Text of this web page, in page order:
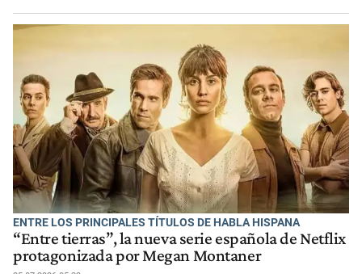
ENTRE LOS PRINCIPALES TÍTULOS DE HABLA HISPANA
“Entre tierras”, la nueva serie española de Netflix
protagonizada por Megan Montaner